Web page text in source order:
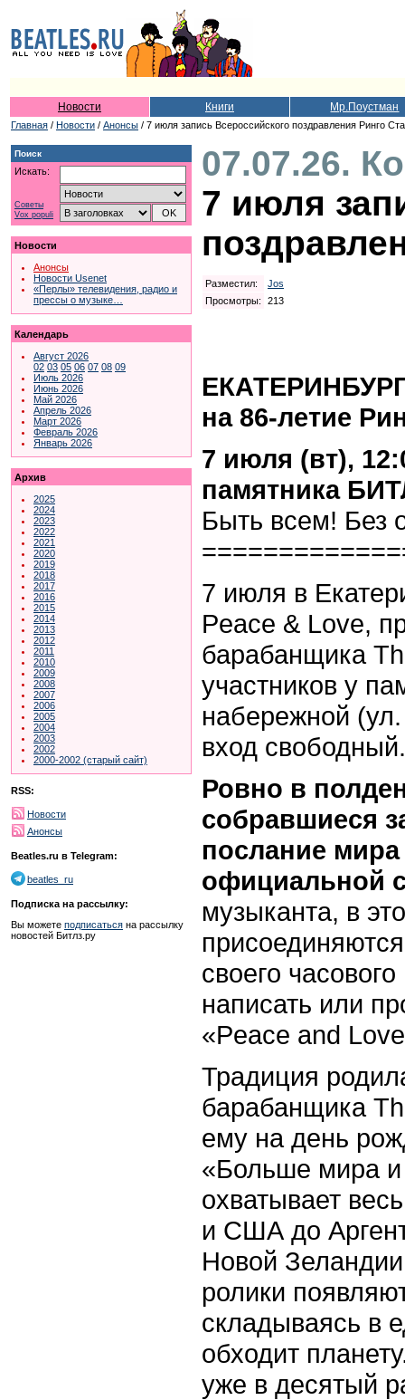
Новости Книги Мр.Поустман
Главная / Новости / Анонсы / 7 июля запись Всероссийского поздравления Ринго
Поиск
Искать:
Советы
Vox populi
Новости
Анонсы
Новости Usenet
«Перлы» телевидения, радио и
прессы о музыке…
Календарь
Август 2026
02 03 05 06 07 08 09
Июль 2026
Июнь 2026
Май 2026
Апрель 2026
Март 2026
Февраль 2026
Январь 2026
Архив
2025
2024
2023
2022
2021
2020
2019
2018
2017
2016
2015
2014
2013
2012
2011
2010
2009
2008
2007
2006
2005
2004
2003
2002
2000-2002 (старый сайт)
RSS:
Новости
Анонсы
Beatles.ru в Telegram:
beatles_ru
Подписка на рассылку:
Вы можете подписаться на рассылку
новостей Битлз.ру
07.07.26.
7 июля
Разместил:
Jos
Просмотры:
213
на 86-летие
7 июля (вт),
памятника
Быть всем! Без
7 июля в
Peace & Love,
барабанщика
участников у
набережной
вход свободный.
Ровно в
собравшиеся
послание мира
официальной
музыканта, в
своего
написать или
«Peace and
Традиция
барабанщика
ему на день
«Больше мира
охватывает
и США до
Новой
ролики
складываясь в
обходит
уже в десятый